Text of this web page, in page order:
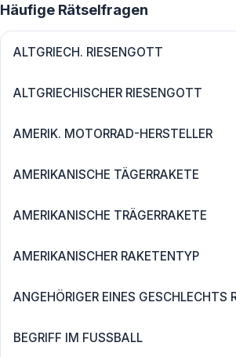
Häufige Rätselfragen
ALTGRIECH. RIESENGOTT
ALTGRIECHISCHER RIESENGOTT
AMERIK. MOTORRAD-HERSTELLER
AMERIKANISCHE TÄGERRAKETE
AMERIKANISCHE TRÄGERRAKETE
AMERIKANISCHER RAKETENTYP
ANGEHÖRIGER EINES GESCHLECHTS
BEGRIFF IM FUSSBALL